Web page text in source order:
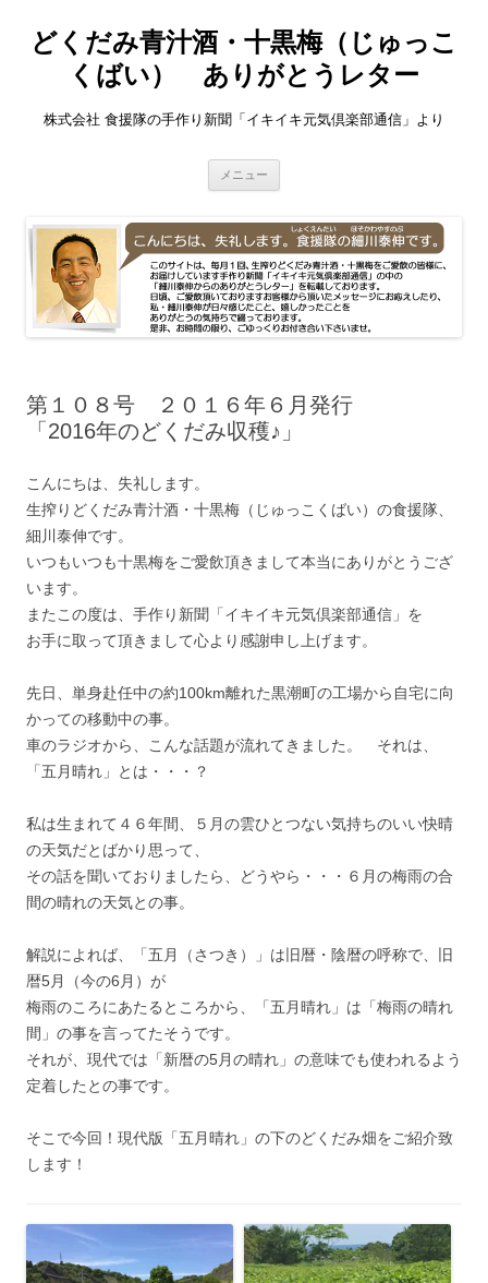
どくだみ青汁酒・十黒梅（じゅっこ
くばい） ありがとうレター
株式会社 食援隊の手作り新聞「イキイキ元気倶楽部通信」より
メニュー
ツ
へ
ス
キ
ッ
プ
第１０８号 ２０１６年６月発行
「2016年のどくだみ収穫♪」
こんにちは、失礼します。
生搾りどくだみ青汁酒・十黒梅（じゅっこくばい）の食援隊、
細川泰伸です。
いつもいつも十黒梅をご愛飲頂きまして本当にありがとうござ
います。
またこの度は、手作り新聞「イキイキ元気倶楽部通信」を
お手に取って頂きまして心より感謝申し上げます。
先日、単身赴任中の約100km離れた黒潮町の工場から自宅に向
かっての移動中の事。
車のラジオから、こんな話題が流れてきました。 それは、
「五月晴れ」とは・・・？
私は生まれて４６年間、５月の雲ひとつない気持ちのいい快晴
の天気だとばかり思って、
その話を聞いておりましたら、どうやら・・・６月の梅雨の合
間の晴れの天気との事。
解説によれば、「五月（さつき）」は旧暦・陰暦の呼称で、旧
暦5月（今の6月）が
梅雨のころにあたるところから、「五月晴れ」は「梅雨の晴れ
間」の事を言ってたそうです。
それが、現代では「新暦の5月の晴れ」の意味でも使われるよう
定着したとの事です。
そこで今回！現代版「五月晴れ」の下のどくだみ畑をご紹介致
します！